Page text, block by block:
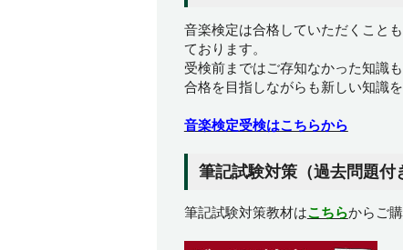
音楽検定は合格していただくこと
ております。
受検前まではご存知なかった知識
合格を目指しながらも新しい知識
音楽検定受検はこちらから
筆記試験対策（過去問題付
筆記試験対策教材はこちらからご